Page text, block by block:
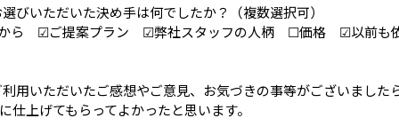
びいただいた決め手は何でしたか？（複数選択可）
ら ☑ご提案プラン ☑弊社スタッフの人柄 ☐価格 ☑以前も
用いただいたご感想やご意見、お気づきの事等がございました
仕上げてもらってよかったと思います。